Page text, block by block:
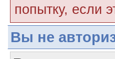
попытку, если
Вы не